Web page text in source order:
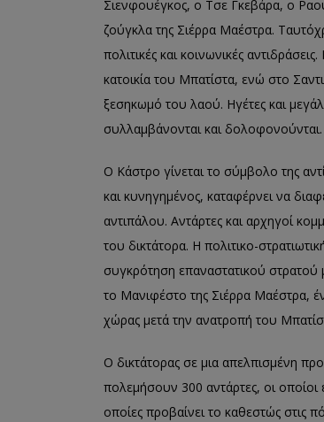
Σιενφουέγκος, ο Τσε Γκεβάρα, ο
ζούγκλα της Σιέρρα Μαέστρα.
πολιτικές και κοινωνικές
κατοικία του Μπατίστα, ενώ στο
ξεσηκωμό του λαού. Ηγέτες και
συλλαμβάνονται και δολοφονούνται.
Ο Κάστρο γίνεται το σύμβολο της
και κυνηγημένος, καταφέρνει να
αντιπάλου. Αντάρτες και αρχηγοί
του δικτάτορα. Η πολιτικο-
συγκρότηση επαναστατικού
το Μανιφέστο της Σιέρρα Μαέστρα,
χώρας μετά την ανατροπή του
Ο δικτάτορας σε μια απελπισμένη
πολεμήσουν 300 αντάρτες, οι
οποίες προβαίνει το καθεστώς στις